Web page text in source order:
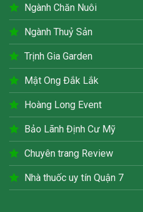
Ngành Chăn Nuôi
Ngành Thuỷ Sản
Trịnh Gia Garden
Mật Ong Đắk Lắk
Hoàng Long Event
Bảo Lãnh Định Cư Mỹ
Chuyên trang Review
Nhà thuốc uy tín Quận 7